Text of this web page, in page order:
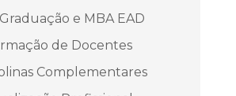
e MBA EAD
de Docentes
Complementares